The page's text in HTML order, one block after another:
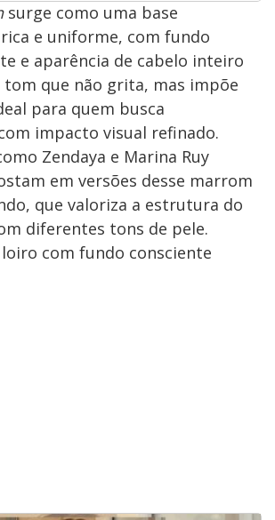
surge como uma base
e uniforme, com fundo
e aparência de cabelo inteiro
que não grita, mas impõe
para quem busca
impacto visual refinado.
Zendaya e Marina Ruy
em versões desse marrom
que valoriza a estrutura do
diferentes tons de pele.
com fundo consciente